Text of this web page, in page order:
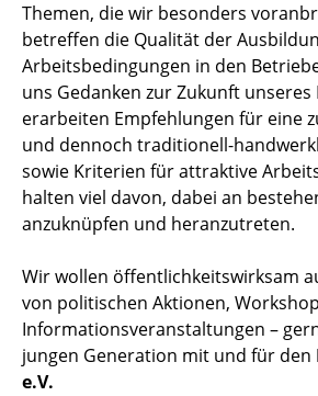
Themen, die wir besonders
betreffen die Qualität der
Arbeitsbedingungen in den
uns Gedanken zur Zukunft
erarbeiten Empfehlungen für eine
und dennoch traditionell-
sowie Kriterien für attraktive
halten viel davon, dabei an
anzuknüpfen und heranzutreten.
Wir wollen öffentlichkeitswirksam
von politischen Aktionen,
Informationsveranstaltungen –
jungen Generation mit und für den
e.V.